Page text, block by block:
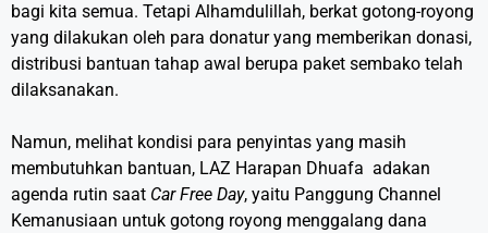
bagi kita semua. Tetapi Alhamdulillah, berkat gotong-royong
yang dilakukan oleh para donatur yang memberikan donasi,
distribusi bantuan tahap awal berupa paket sembako telah
dilaksanakan.
Namun, melihat kondisi para penyintas yang masih
membutuhkan bantuan, LAZ Harapan Dhuafa adakan
agenda rutin saat Car Free Day, yaitu Panggung Channel
Kemanusiaan untuk gotong royong menggalang dana